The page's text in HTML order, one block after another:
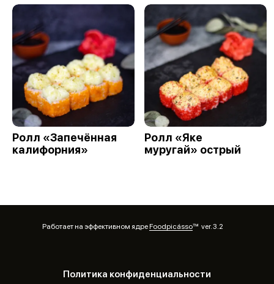
Ролл «Запечённая
калифорния»
Ролл «Яке
муругай» острый
Работает на эффективном ядреFoodpicássover. 3.2
Политика конфиденциальности